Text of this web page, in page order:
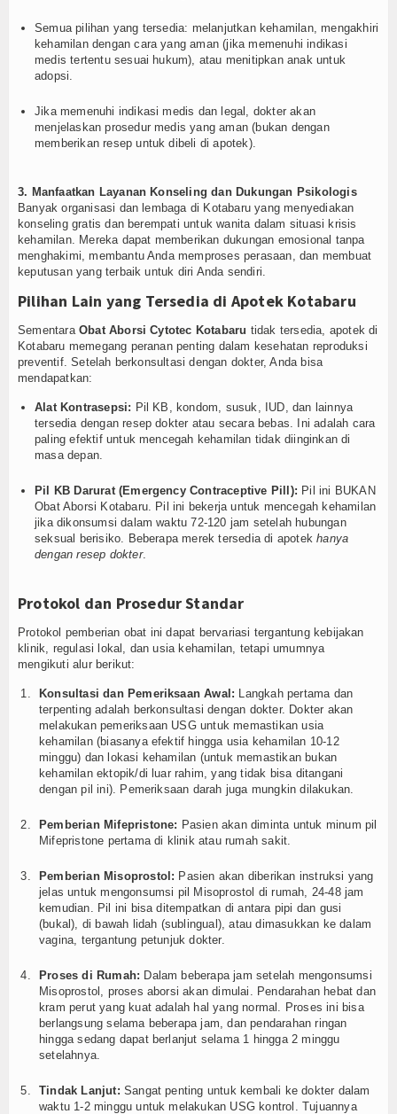
Semua pilihan yang tersedia: melanjutkan kehamilan, mengakhiri
kehamilan dengan cara yang aman (jika memenuhi indikasi
medis tertentu sesuai hukum), atau menitipkan anak untuk
adopsi.
Jika memenuhi indikasi medis dan legal, dokter akan
menjelaskan prosedur medis yang aman (bukan dengan
memberikan resep untuk dibeli di apotek).
3. Manfaatkan Layanan Konseling dan Dukungan Psikologis
Banyak organisasi dan lembaga di Kotabaru yang menyediakan
konseling gratis dan berempati untuk wanita dalam situasi krisis
kehamilan. Mereka dapat memberikan dukungan emosional tanpa
menghakimi, membantu Anda memproses perasaan, dan membuat
keputusan yang terbaik untuk diri Anda sendiri.
Pilihan Lain yang Tersedia di Apotek Kotabaru
Sementara Obat Aborsi Cytotec Kotabaru tidak tersedia, apotek di
Kotabaru memegang peranan penting dalam kesehatan reproduksi
preventif. Setelah berkonsultasi dengan dokter, Anda bisa
mendapatkan:
Alat Kontrasepsi: Pil KB, kondom, susuk, IUD, dan lainnya
tersedia dengan resep dokter atau secara bebas. Ini adalah cara
paling efektif untuk mencegah kehamilan tidak diinginkan di
masa depan.
Pil KB Darurat (Emergency Contraceptive Pill): Pil ini BUKAN
Obat Aborsi Kotabaru. Pil ini bekerja untuk mencegah kehamilan
jika dikonsumsi dalam waktu 72-120 jam setelah hubungan
seksual berisiko. Beberapa merek tersedia di apotekhanya
dengan resep dokter.
Protokol dan Prosedur Standar
Protokol pemberian obat ini dapat bervariasi tergantung kebijakan
klinik, regulasi lokal, dan usia kehamilan, tetapi umumnya
mengikuti alur berikut:
Konsultasi dan Pemeriksaan Awal: Langkah pertama dan
terpenting adalah berkonsultasi dengan dokter. Dokter akan
melakukan pemeriksaan USG untuk memastikan usia
kehamilan (biasanya efektif hingga usia kehamilan 10-12
minggu) dan lokasi kehamilan (untuk memastikan bukan
kehamilan ektopik/di luar rahim, yang tidak bisa ditangani
dengan pil ini). Pemeriksaan darah juga mungkin dilakukan.
Pemberian Mifepristone: Pasien akan diminta untuk minum pil
Mifepristone pertama di klinik atau rumah sakit.
Pemberian Misoprostol: Pasien akan diberikan instruksi yang
jelas untuk mengonsumsi pil Misoprostol di rumah, 24-48 jam
kemudian. Pil ini bisa ditempatkan di antara pipi dan gusi
(bukal), di bawah lidah (sublingual), atau dimasukkan ke dalam
vagina, tergantung petunjuk dokter.
Proses di Rumah: Dalam beberapa jam setelah mengonsumsi
Misoprostol, proses aborsi akan dimulai. Pendarahan hebat dan
kram perut yang kuat adalah hal yang normal. Proses ini bisa
berlangsung selama beberapa jam, dan pendarahan ringan
hingga sedang dapat berlanjut selama 1 hingga 2 minggu
setelahnya.
Tindak Lanjut: Sangat penting untuk kembali ke dokter dalam
waktu 1-2 minggu untuk melakukan USG kontrol. Tujuannya